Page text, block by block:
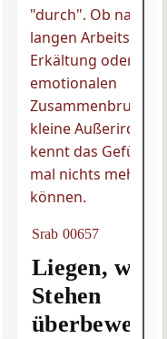
Srab 00657
Liegen, weil
Stehen